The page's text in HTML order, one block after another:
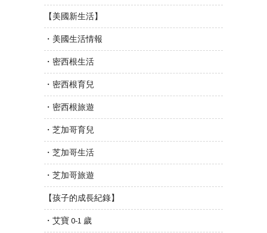
【美國新生活】
・美國生活情報
・密西根生活
・密西根育兒
・密西根旅遊
・芝加哥育兒
・芝加哥生活
・芝加哥旅遊
【孩子的成長紀錄】
・艾寶 0-1 歲